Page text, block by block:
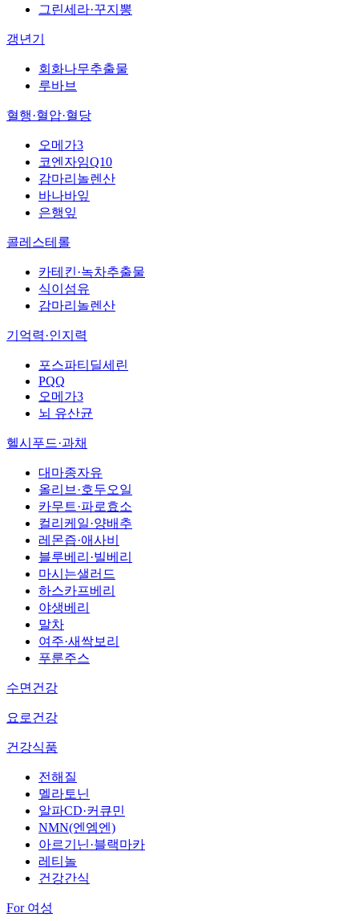
그린세라·꾸지뽕
갱년기
회화나무추출물
루바브
혈행·혈압·혈당
오메가3
코엔자임Q10
감마리놀렌산
바나바잎
은행잎
콜레스테롤
카테킨·녹차추출물
식이섬유
감마리놀렌산
기억력·인지력
포스파티딜세린
PQQ
오메가3
뇌 유산균
헬시푸드·과채
대마종자유
올리브·호두오일
카무트·파로효소
컬리케일·양배추
레몬즙·애사비
블루베리·빌베리
마시는샐러드
하스카프베리
야생베리
말차
여주·새싹보리
푸룬주스
수면건강
요로건강
건강식품
전해질
멜라토닌
알파CD·커큐민
NMN(엔엠엔)
아르기닌·블랙마카
레티놀
건강간식
For 여성